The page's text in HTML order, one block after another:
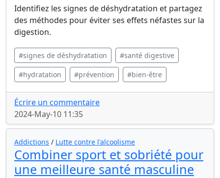
Identifiez les signes de déshydratation et partagez
des méthodes pour éviter ses effets néfastes sur la
digestion.
#signes de déshydratation #santé digestive
#hydratation #prévention #bien-être
Écrire un commentaire
2024-May-10 11:35
Addictions / Lutte contre l'alcoolisme
Combiner sport et sobriété pour
une meilleure santé masculine